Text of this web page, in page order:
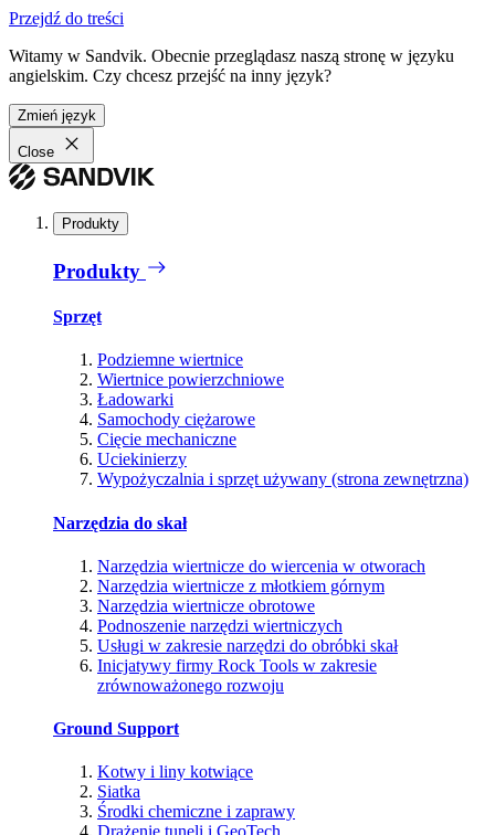
Przejdź do treści
Witamy w Sandvik. Obecnie przeglądasz naszą stronę w języku
angielskim. Czy chcesz przejść na inny język?
Zmień język
Close
Produkty
Produkty
Sprzęt
Podziemne wiertnice
Wiertnice powierzchniowe
Ładowarki
Samochody ciężarowe
Cięcie mechaniczne
Uciekinierzy
Wypożyczalnia i sprzęt używany (strona zewnętrzna)
Narzędzia do skał
Narzędzia wiertnicze do wiercenia w otworach
Narzędzia wiertnicze z młotkiem górnym
Narzędzia wiertnicze obrotowe
Podnoszenie narzędzi wiertniczych
Usługi w zakresie narzędzi do obróbki skał
Inicjatywy firmy Rock Tools w zakresie
zrównoważonego rozwoju
Ground Support
Kotwy i liny kotwiące
Siatka
Środki chemiczne i zaprawy